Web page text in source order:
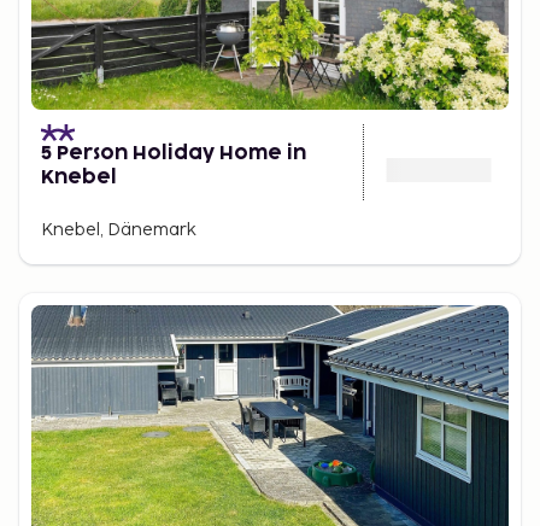
5 Person Holiday Home in
Knebel
Knebel, Dänemark